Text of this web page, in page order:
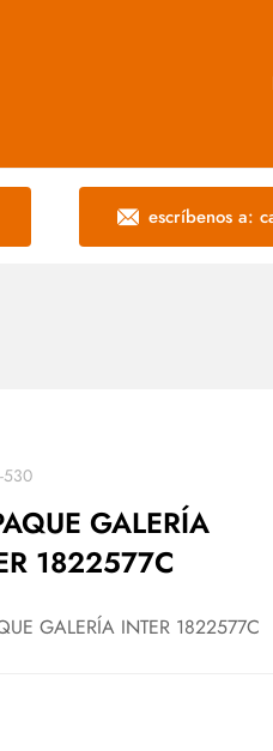
escríbenos a:
530
GALERÍA
1822577C
GALERÍA INTER 1822577C